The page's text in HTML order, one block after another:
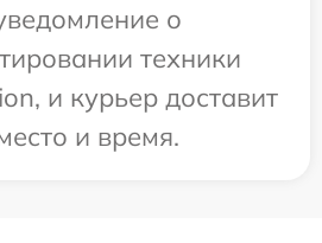
о
техники
и курьер доставит
и время.